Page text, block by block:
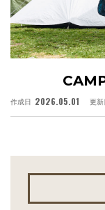
作成日 2026.05.01 更新